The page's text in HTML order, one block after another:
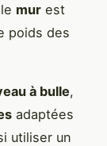
mur est
poids des
à bulle,
adaptées
utiliser un